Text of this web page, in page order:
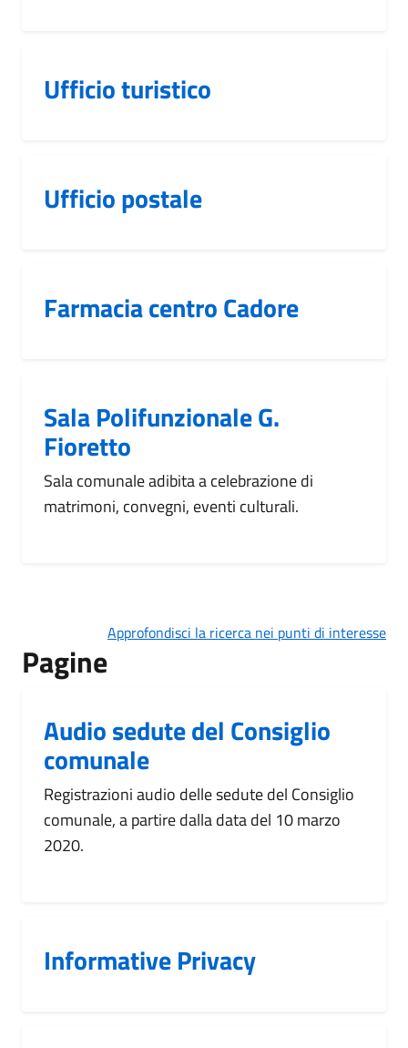
Ufficio turistico
Ufficio postale
Farmacia centro Cadore
Sala Polifunzionale G.
Fioretto
Sala comunale adibita a celebrazione di
matrimoni, convegni, eventi culturali.
Approfondisci la ricerca nei punti di interesse
Pagine
Audio sedute del Consiglio
comunale
Registrazioni audio delle sedute del Consiglio
comunale, a partire dalla data del 10 marzo
2020.
Informative Privacy